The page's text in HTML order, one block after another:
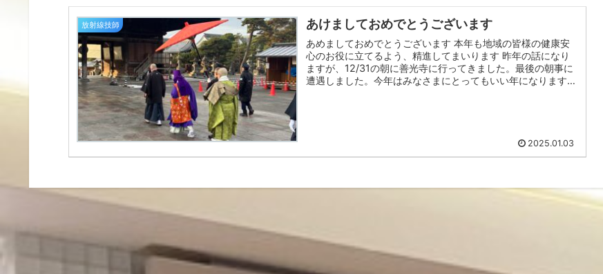
放射線技師 あけましておめでとうございます
あめましておめでとうございます 本年も地域の皆様の健康安
心のお役に立てるよう、精進してまいります 昨年の話になり
ますが、12/31の朝に善光寺に行ってきました。最後の朝事に
遭遇しました。今年はみなさまにとってもいい年になりますよ
2025.01.03